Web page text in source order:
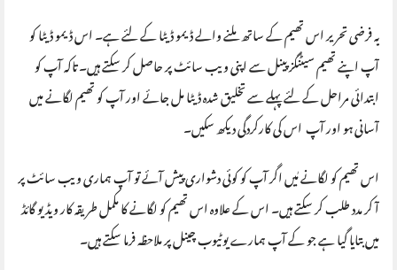
یہ فرضی تحریر اس تھیم کے ساتھ ملنے والے ڈیمو ڈیٹا کے لئے ہے۔ اس ڈیمو ڈیٹا کو
آپ اپنے تھیم سیٹنگز پینل سے اپنی ویب سائٹ پر حاصل کر سکتے ہیں۔ تاکہ آپ کو
ابتدائی مراحل کے لئے پہلے سے تخلیق شدہ ڈیٹا مل جائے اور آپ کو تھیم لگانے میں
آسانی ہو اور آپ اس کی کارکردگی دیکھ سکیں۔
اس تھیم کو لگانے مٰیں اگر آپ کو کوئی دشواری پیش آئے تو آپ ہماری ویب سائٹ پر
آ کر مدد طلب کر سکتے ہیں۔ اس کے علاوہ اس تھیم کو لگانے کا مکمل طریقہ کار ویڈیو گائڈ
میں بتایا گیا ہے جو کے آپ ہمارے یوٹیوب چینل پر ملاحظہ فرما سکتے ہیں۔